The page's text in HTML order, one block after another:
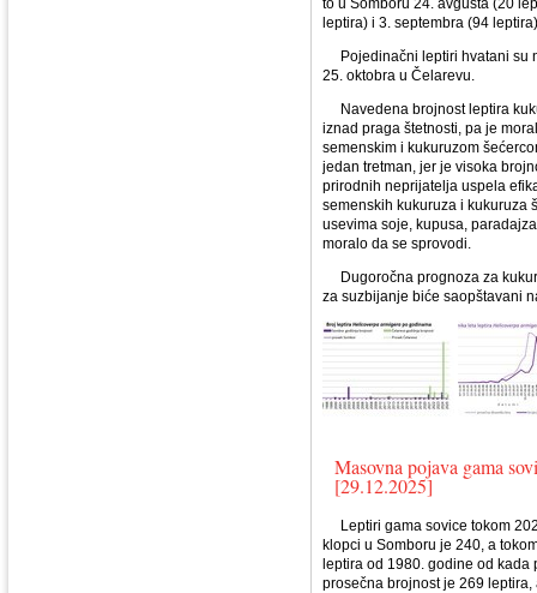
to u Somboru 24. avgusta (20
leptira) i 3. septembra (94
Pojedinačni leptiri hvatani su
25. oktobra u Čelarevu.
Navedena brojnost leptira
iznad praga štetnosti, pa je
semenskim i kukuruzom
jedan tretman, jer je visoka
prirodnih neprijatelja uspela
semenskih kukuruza i kukuruza
usevima soje, kupusa,
moralo da se sprovodi.
Dugoročna prognoza za
za suzbijanje biće saopštavani
Masovna pojava gama
[29.12.2025]
Leptiri gama sovice tokom
klopci u Somboru je 240, a
leptira od 1980. godine od
prosečna brojnost je 269